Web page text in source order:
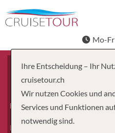
Mo-
Erwachsene
Kinder
Ihre Entscheidung – Ihr
cruisetour.ch
Wir nutzen Cookies und
Services und Funktionen
notwendig sind.